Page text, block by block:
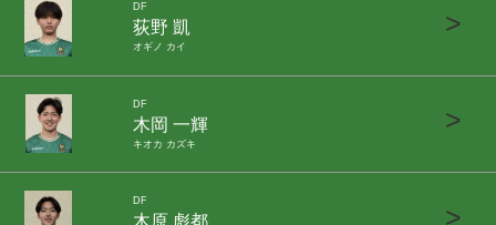
DF
荻野 凱
オギノ カイ
>
DF
木岡 一輝
キオカ カズキ
>
DF
>